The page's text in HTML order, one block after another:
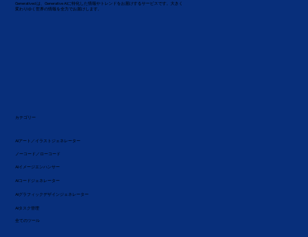
Generatived は、Generative AIに特化した情報やトレンドをお届けするサービスです。大きく
変わりゆく世界の情報を全力でお届けします。
カテゴリー
全てのツール
AIタスク管理
AIグラフィックデザインジェネレーター
ノーコード／ローコード
AIコードジェネレーター
AIイメージエンハンサー
AIアート／イラストジェネレーター